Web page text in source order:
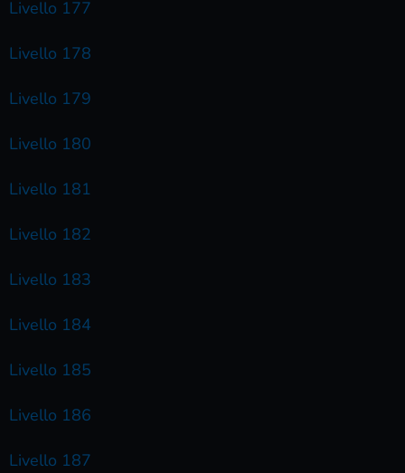
Livello 177
Livello 178
Livello 179
Livello 180
Livello 181
Livello 182
Livello 183
Livello 184
Livello 185
Livello 186
Livello 187